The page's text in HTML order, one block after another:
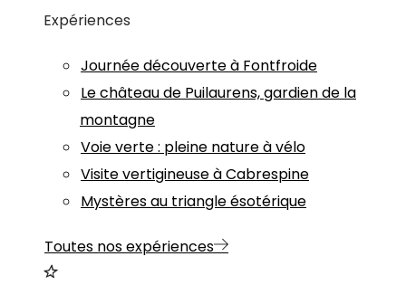
Expériences
Journée découverte à Fontfroide
Le château de Puilaurens, gardien de la
montagne
Voie verte : pleine nature à vélo
Visite vertigineuse à Cabrespine
Mystères au triangle ésotérique
Toutes nos expériences